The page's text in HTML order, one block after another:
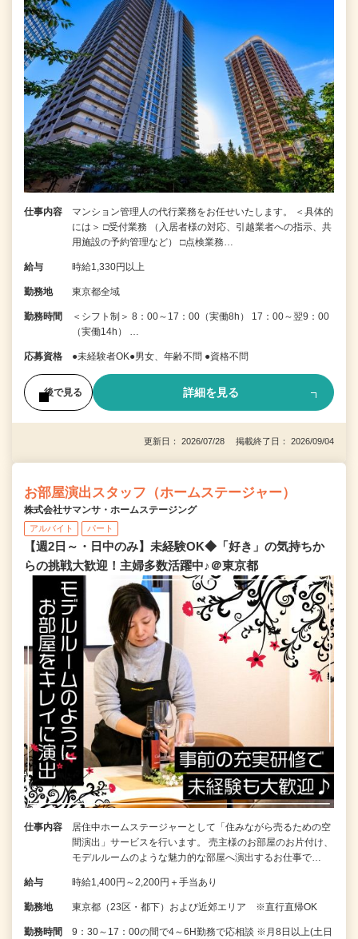
仕事内容
マンション管理人の代行業務をお任せいたします。 ＜具体的
には＞ □受付業務 （入居者様の対応、引越業者への指示、共
用施設の予約管理など） □点検業務…
給与 時給1,330円以上
勤務地 東京都全域
勤務時間
＜シフト制＞ 8：00～17：00（実働8h） 17：00～翌9：00
（実働14h） …
応募資格 ●未経験者OK●男女、年齢不問 ●資格不問
後で見る 詳細を見る
更新日： 2026/07/28 掲載終了日： 2026/09/04
お部屋演出スタッフ（ホームステージャー）
株式会社サマンサ・ホームステージング
アルバイト パート
【週2日～・日中のみ】未経験OK◆「好き」の気持ちか
らの挑戦大歓迎！主婦多数活躍中♪＠東京都
仕事内容
居住中ホームステージャーとして「住みながら売るための空
間演出」サービスを行います。 売主様のお部屋のお片付け、
モデルルームのような魅力的な部屋へ演出するお仕事で…
給与 時給1,400円～2,200円＋手当あり
勤務地 東京都（23区・都下）および近郊エリア ※直行直帰OK
勤務時間
9：30～17：00の間で4～6H勤務で応相談 ※月8日以上(土日